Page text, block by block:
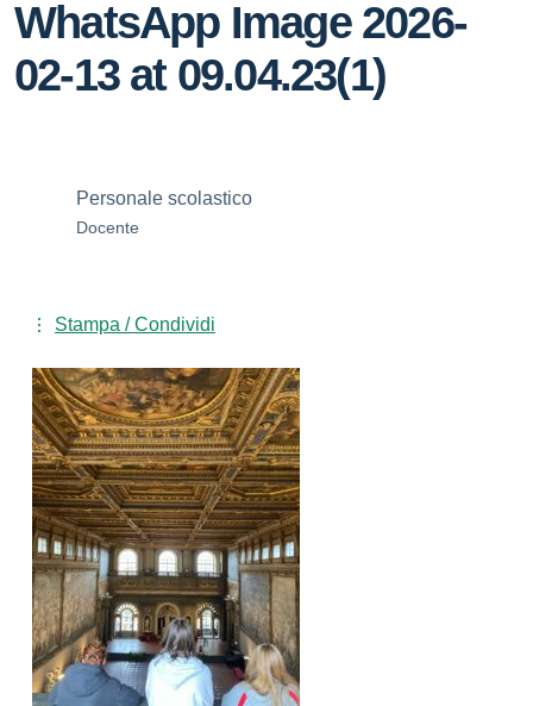
WhatsApp Image 2026-
02-13 at 09.04.23(1)
Personale scolastico
Docente
Stampa / Condividi